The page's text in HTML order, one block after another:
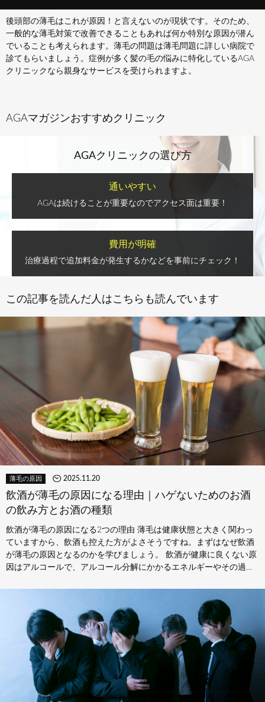
後頭部の薄毛はこれが原因！と言えないのが現状です。そのため、
一般的な薄毛対策で改善できることもあれば何か特別な原因が潜ん
でいることも考えられます。薄毛の問題は薄毛問題に詳しい病院で
診てもらいましょう。症例が多く髪の毛の悩みに特化しているAGA
クリニックなら親身なサービスを受けられますよ。
AGAマガジンおすすめクリニック
AGAクリニックの選び方
通いやすい
AGAは続けることが重要なのでアクセス面は重要！
費用が明確
治療過程で追加料金が発生するかなどを事前にチェック！
この記事を読んだ人はこちらも読んでいます
薄毛の原因 2025.11.20
飲酒が薄毛の原因になる理由｜ハゲないためのお酒
の飲み方とお酒の種類
飲酒が薄毛の原因になる2つの理由 薄毛は健康状態と大きく関わっ
ていますから、飲酒も控えた方がよさそうですね。まずはなぜ飲酒
が薄毛の原因となるのかを学びましょう。 飲酒が健康に良くない原
因はアルコールで、アルコール分解にかかるエネルギーやその過程